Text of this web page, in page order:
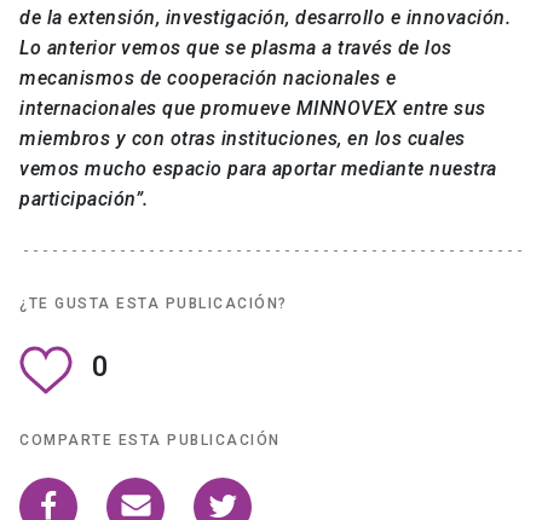
de la extensión, investigación, desarrollo e innovación.
Lo anterior vemos que se plasma a través de los
mecanismos de cooperación nacionales e
internacionales que promueve MINNOVEX entre sus
miembros y con otras instituciones, en los cuales
vemos mucho espacio para aportar mediante nuestra
participación”.
¿TE GUSTA ESTA PUBLICACIÓN?
0
COMPARTE ESTA PUBLICACIÓN